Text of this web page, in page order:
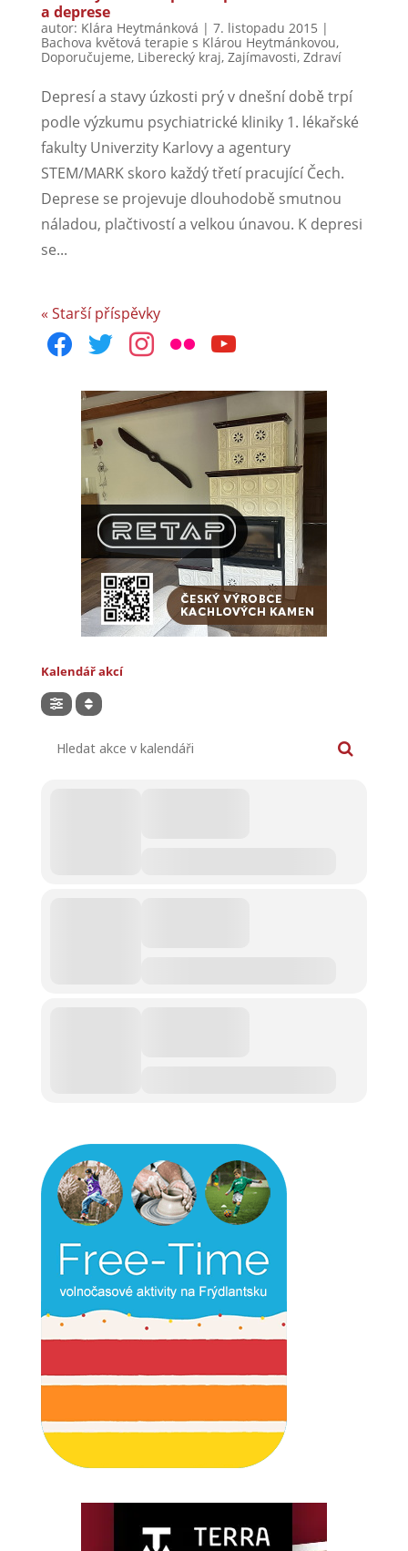
a deprese
autor: Klára Heytmánková | 7. listopadu 2015 |
Bachova květová terapie s Klárou Heytmánkovou,
Doporučujeme, Liberecký kraj, Zajímavosti, Zdraví
Depresí a stavy úzkosti prý v dnešní době trpí
podle výzkumu psychiatrické kliniky 1. lékařské
fakulty Univerzity Karlovy a agentury
STEM/MARK skoro každý třetí pracující Čech.
Deprese se projevuje dlouhodobě smutnou
náladou, plačtivostí a velkou únavou. K depresi
se...
« Starší příspěvky
facebooktwitterinstagram
flickr youtube
Kalendář akcí